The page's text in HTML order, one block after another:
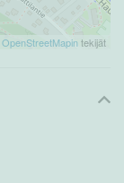
OpenStreetMapintekijät